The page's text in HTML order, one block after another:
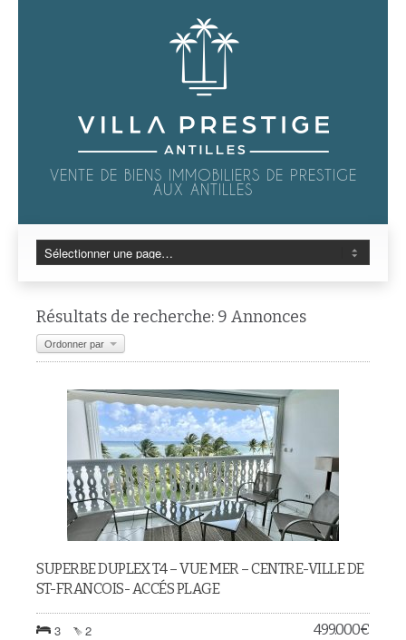
VENTE DE BIENS IMMOBILIERS DE PRESTIGE
AUX ANTILLES
Résultats de recherche: 9 Annonces
Ordonner par
SUPERBE DUPLEX T4 – VUE MER – CENTRE-VILLE DE
ST-FRANCOIS- ACCÉS PLAGE
3 2 499.000€